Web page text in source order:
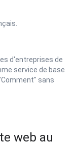
d'entreprises de
service de base
sans
web au